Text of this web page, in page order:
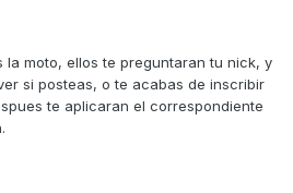
la moto, ellos te preguntaran tu nick, y
si posteas, o te acabas de inscribir
te aplicaran el correspondiente